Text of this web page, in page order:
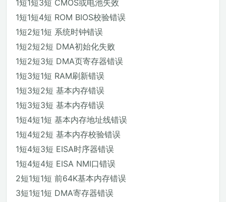
1短1短3短 CMOS或电池失效
1短1短4短 ROM BIOS校验错误
1短2短1短 系统时钟错误
1短2短2短 DMA初始化失败
1短2短3短 DMA页寄存器错误
1短3短1短 RAM刷新错误
1短3短2短 基本内存错误
1短3短3短 基本内存错误
1短4短1短 基本内存地址线错误
1短4短2短 基本内存校验错误
1短4短3短 EISA时序器错误
1短4短4短 EISA NMI口错误
2短1短1短 前64K基本内存错误
3短1短1短 DMA寄存器错误